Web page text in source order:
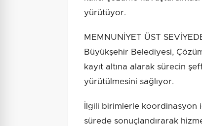
yürütüyor.
MEMNUNİYET ÜST
Büyükşehir Belediyesi,
kayıt altına alarak sürecin
yürütülmesini sağlıyor.
İlgili birimlerle koordinasyon
sürede sonuçlandırarak